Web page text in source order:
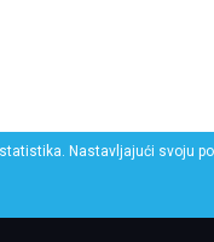
Nastavljajući svoju